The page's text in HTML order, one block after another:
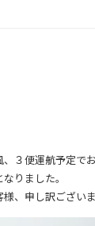
３便運航予定で
りました。
、申し訳ございま